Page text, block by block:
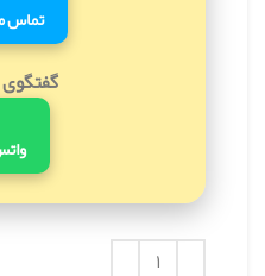
تماس
گفتگوی